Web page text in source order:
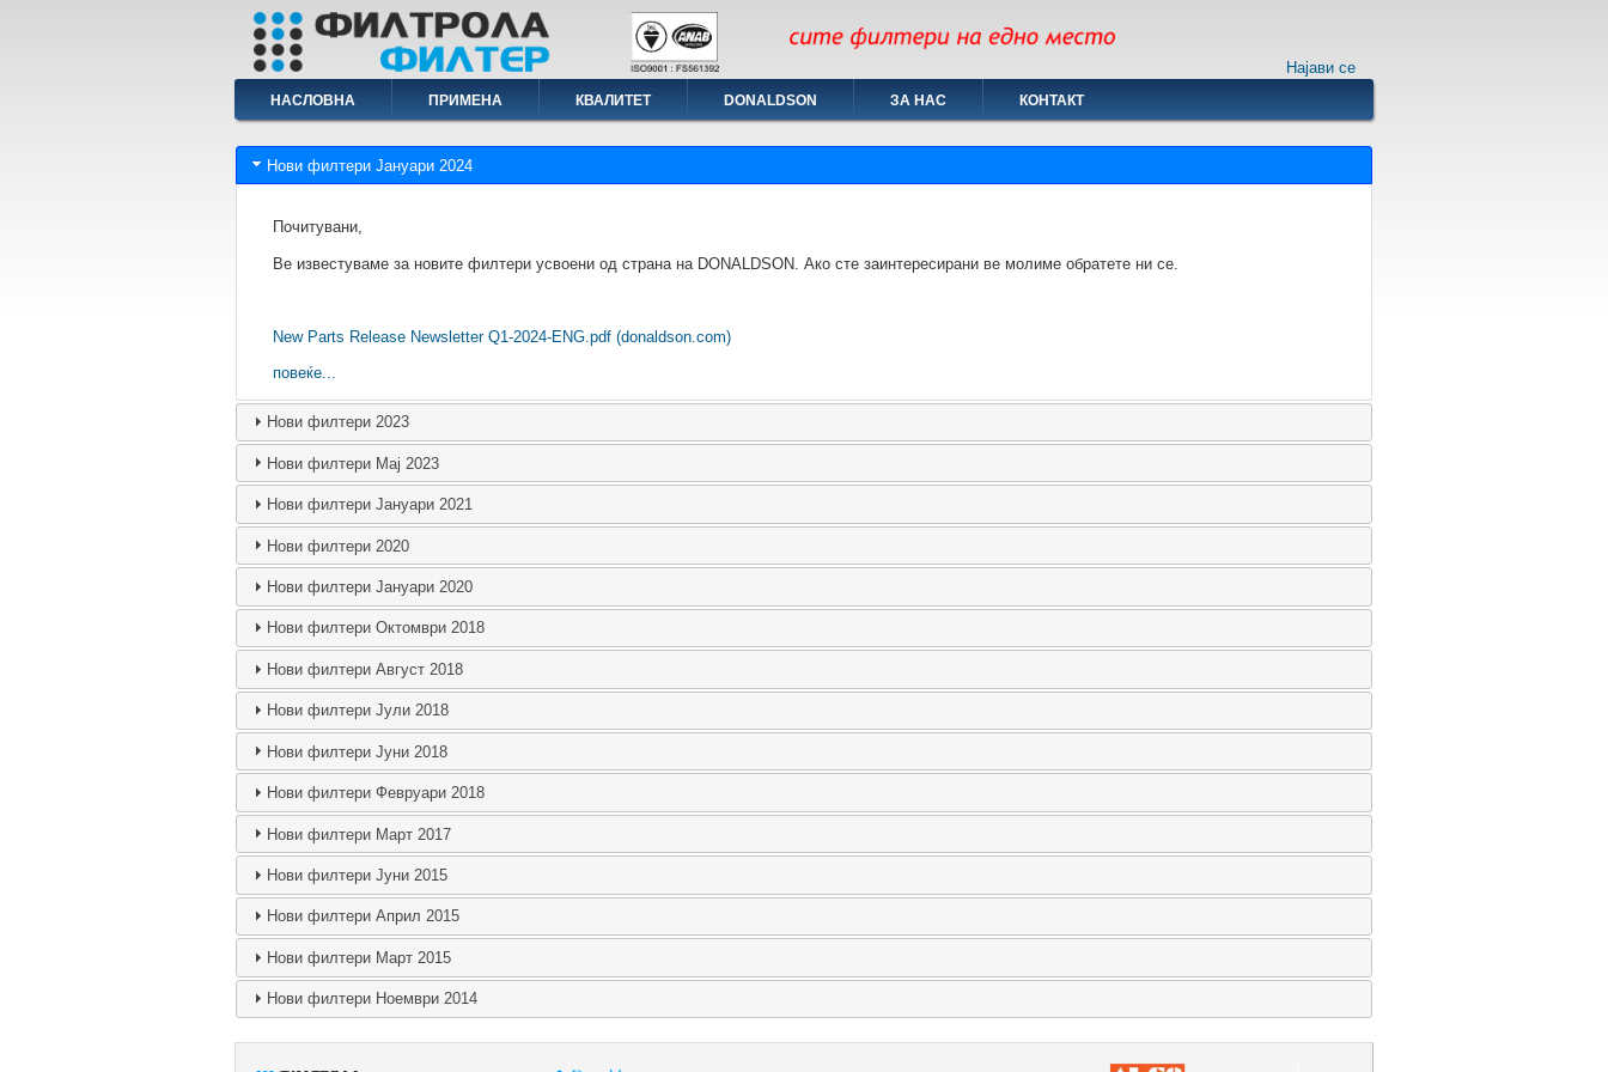
Најави се
Main
navigation
НАСЛОВНА ПРИМЕНА КВАЛИТЕТ DONALDSON ЗА НАС КОНТАКТ
Нови филтери Јануари 2024
Почитувани,
Ве известуваме за новите филтери усвоени од страна на DONALDSON. Ако сте заинтересирани ве молиме обратете ни се.
New Parts Release Newsletter Q1-2024-ENG.pdf (donaldson.com)
повеќе...
Нови филтери 2023
Нови филтери Мај 2023
Нови филтери Јануари 2021
Нови филтери 2020
Нови филтери Јануари 2020
Нови филтери Октомври 2018
Нови филтери Август 2018
Нови филтери Јули 2018
Нови филтери Јуни 2018
Нови филтери Февруари 2018
Нови филтери Март 2017
Нови филтери Јуни 2015
Нови филтери Април 2015
Нови филтери Март 2015
Нови филтери Ноември 2014